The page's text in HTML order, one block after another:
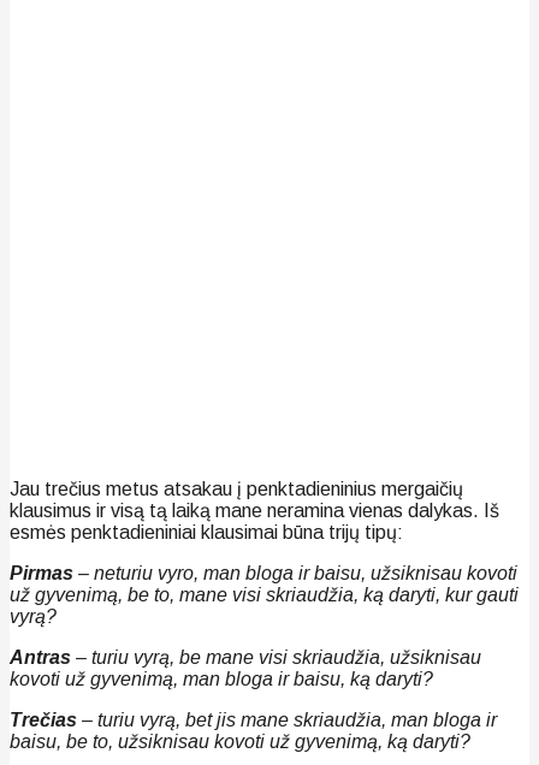
Jau trečius metus atsakau į penktadieninius mergaičių
klausimus ir visą tą laiką mane neramina vienas dalykas. Iš
esmės penktadieniniai klausimai būna trijų tipų:
Pirmas – neturiu vyro, man bloga ir baisu, užsiknisau kovoti
už gyvenimą, be to, mane visi skriaudžia, ką daryti, kur gauti
vyrą?
Antras – turiu vyrą, be mane visi skriaudžia, užsiknisau
kovoti už gyvenimą, man bloga ir baisu, ką daryti?
Trečias – turiu vyrą, bet jis mane skriaudžia, man bloga ir
baisu, be to, užsiknisau kovoti už gyvenimą, ką daryti?